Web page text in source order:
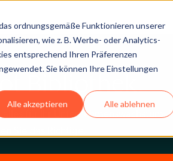
ordnungsgemäße Funktionieren unserer
wie z. B. Werbe- oder Analytics-
entsprechend Ihren Präferenzen
Sie können Ihre Einstellungen
Alle akzeptieren Alle ablehnen
Bibliothek
für Ihr